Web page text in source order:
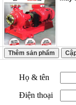
Họ & tên
Điện thoại